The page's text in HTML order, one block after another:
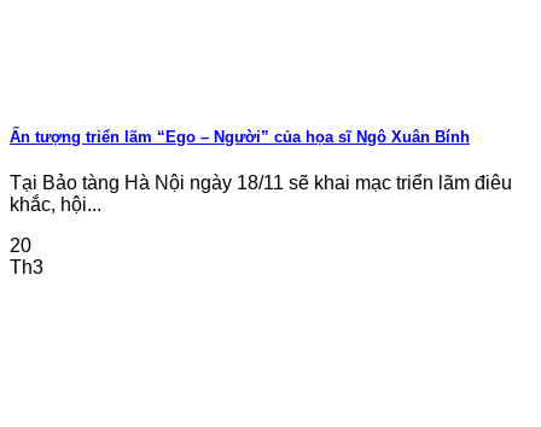
Ấn tượng triển lãm “Ego – Người” của họa sĩ Ngô Xuân Bính
Tại Bảo tàng Hà Nội ngày 18/11 sẽ khai mạc triển lãm điêu
khắc, hội...
20
Th3